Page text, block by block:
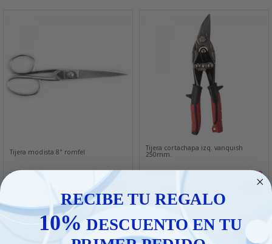
Tijera modista 8" romfel
ROMFEL HOGAR
- 28%
Tijera cortachapa izq. vanquish
250mm.
RECIBE TU REGALO
10% DESCUENTO EN TU